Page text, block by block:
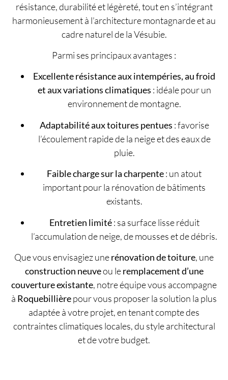
résistance, durabilité et légèreté, tout en s’intégrant
harmonieusement à l’architecture montagnarde et au
cadre naturel de la Vésubie.
Parmi ses principaux avantages :
Excellente résistance aux intempéries, au froid
et aux variations climatiques : idéale pour un
environnement de montagne.
Adaptabilité aux toitures pentues : favorise
l’écoulement rapide de la neige et des eaux de
pluie.
Faible charge sur la charpente: un atout
important pour la rénovation de bâtiments
existants.
Entretien limité: sa surface lisse réduit
l’accumulation de neige, de mousses et de débris.
Que vous envisagiez unerénovation de toiture, une
construction neuveou leremplacement d’une
couverture existante, notre équipe vous accompagne
à Roquebillièrepour vous proposer la solution la plus
adaptée à votre projet, en tenant compte des
contraintes climatiques locales, du style architectural
et de votre budget.